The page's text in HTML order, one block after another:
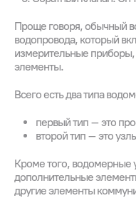
Проще говоря, обычный
водопровода, который
измерительные
элементы.
Всего есть два типа
первый тип – это
второй тип – это
Кроме того, водомерные
дополнительные
другие элементы